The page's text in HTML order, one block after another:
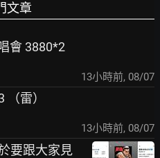
文章
會 3880*2
13小時前, 08/07
（雷）
13小時前, 08/07
要跟大家見